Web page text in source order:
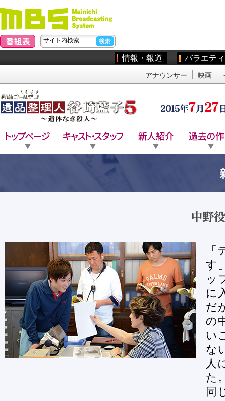
情報・報道 バラエティ
アナウンサー 映画
す
ッ
に
だ
の
い
な
人
た
同